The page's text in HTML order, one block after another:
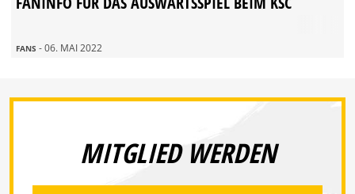
FANS - 06. MAI 2022
MITGLIED WERDEN